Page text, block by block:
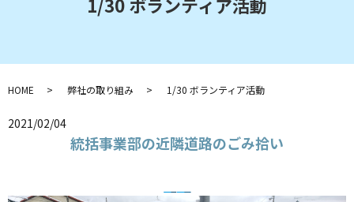
HOME 弊社の取り組み 1/30 ボランティア活動
2021/02/04
統括事業部の近隣道路のごみ拾い